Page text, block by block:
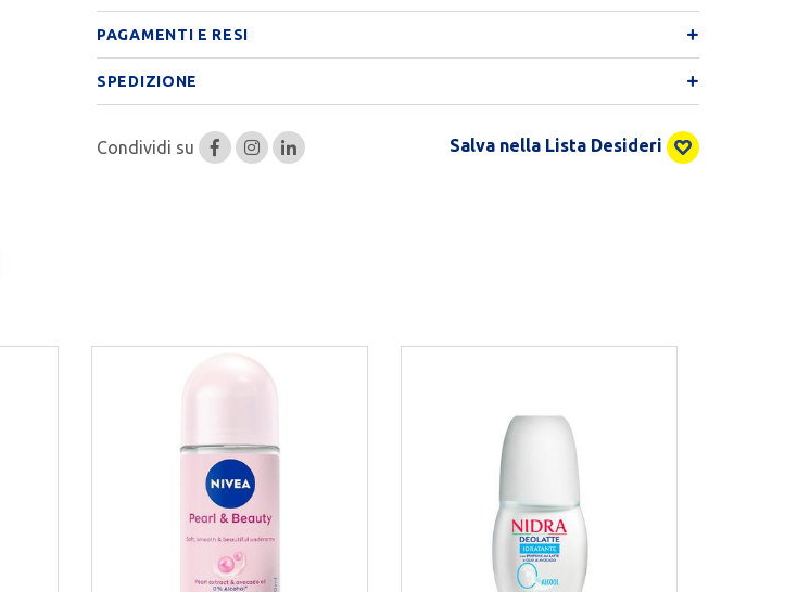
PAGAMENTI E RESI
SPEDIZIONE
Condividi su Salva nella Lista Desideri